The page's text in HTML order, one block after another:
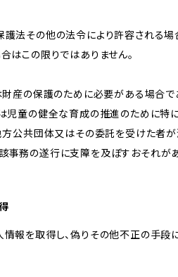
護法その他の法令により許容される
はこの限りではありません。
財産の保護のために必要がある場合
児童の健全な育成の推進のために
方公共団体又はその委託を受けた
事務の遂行に支障を及ぼすおそれが
情報を取得し、偽りその他不正の手段